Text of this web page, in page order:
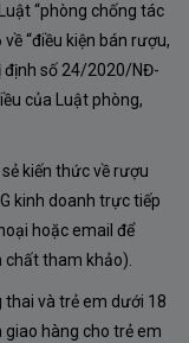
“phòng chống tác
“điều kiện bán rượu,
định số 24/2020/NĐ-
của Luật phòng,
kiến thức về rượu
kinh doanh trực tiếp
hoặc email để
tham khảo).
thai và trẻ em dưới 18
giao hàng cho trẻ em